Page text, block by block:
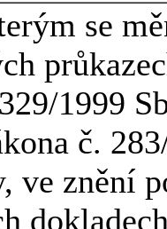
se
1999
č.
ve znění